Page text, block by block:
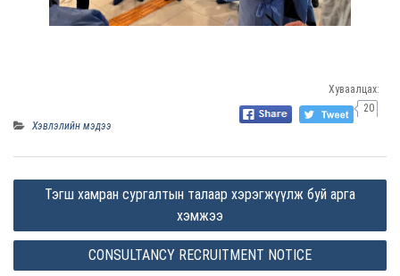
Хуваалцах:
20
Хэвлэлийн мэдээ
P
s
t
Тэгш хамран сургалтын талаар хэрэгжүүлж буй арга
хэмжээ
CONSULTANCY RECRUITMENT NOTICE